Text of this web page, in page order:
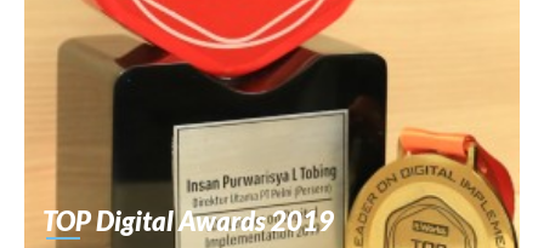
TOP Digital Awards 2019